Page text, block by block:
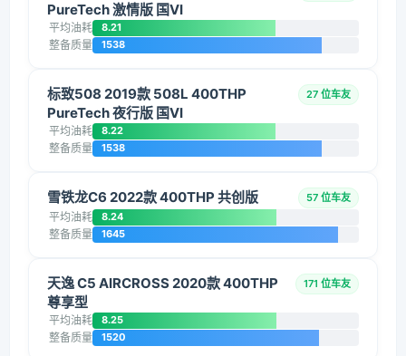
PureTech 激情版 国VI
平均油耗 8.21
整备质量 1538
标致508 2019款 508L 400THP
PureTech 夜行版 国VI
27 位车友
平均油耗 8.22
整备质量 1538
雪铁龙C6 2022款 400THP 共创版 57 位车友
平均油耗 8.24
整备质量 1645
天逸 C5 AIRCROSS 2020款 400THP
尊享型
171 位车友
平均油耗 8.25
整备质量 1520